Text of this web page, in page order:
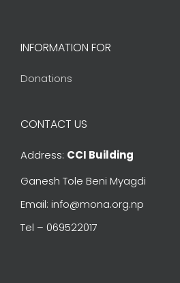
INFORMATION FOR
Donations
CONTACT US
Address: CCI Building
Ganesh Tole Beni Myagdi
Email: info@mona.org.np
Tel – 069522017